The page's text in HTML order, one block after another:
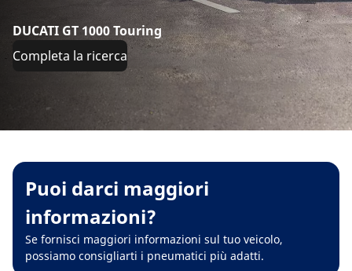
DUCATI GT 1000 Touring
Completa la ricerca
Puoi darci maggiori
informazioni?
Se fornisci maggiori informazioni sul tuo veicolo,
possiamo consigliarti i pneumatici più adatti.